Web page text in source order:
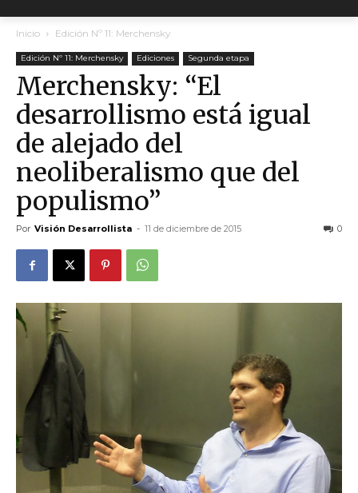
Inicio Edición Nº 11: Merchensky
Edición Nº 11: Merchensky Ediciones Segunda etapa
Merchensky: “El
desarrollismo está igual
de alejado del
neoliberalismo que del
populismo”
Por Visión Desarrollista - 11 de diciembre de 2015 0